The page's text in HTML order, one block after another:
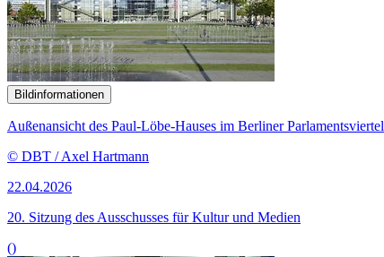
Bildinformationen
Außenansicht des Paul-Löbe-Hauses im Berliner Parlamentsviertel
© DBT / Axel Hartmann
22.04.2026
20. Sitzung des Ausschusses für Kultur und Medien
()